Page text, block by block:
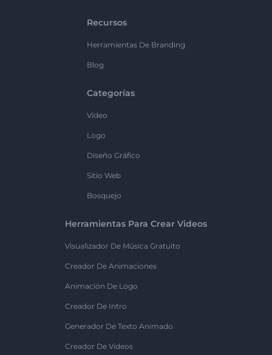
Recursos
Herramientas De Branding
Blog
Categorías
Vídeo
Logo
Diseño Gráfico
Sitio Web
Bosquejo
Herramientas Para Crear Videos
Visualizador De Música Gratuito
Creador De Animaciones
Animación De Logo
Creador De Intro
Generador De Texto Animado
Creador De Videos